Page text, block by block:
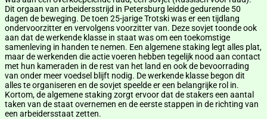
Dit orgaan van arbeidersstrijd in Petersburg leidde gedurende 50
dagen de beweging. De toen 25-jarige Trotski was er een tijdlang
ondervoorzitter en vervolgens voorzitter van. Deze sovjet toonde ook
aan dat de werkende klasse in staat was om een toekomstige
samenleving in handen te nemen. Een algemene staking legt alles plat,
maar de werkenden die actie voeren hebben tegelijk nood aan contact
met hun kameraden in de rest van het land en ook de bevoorrading
van onder meer voedsel blijft nodig. De werkende klasse begon dit
alles te organiseren en de sovjet speelde er een belangrijke rol in.
Kortom, de algemene staking zorgt ervoor dat de stakers een aantal
taken van de staat overnemen en de eerste stappen in de richting van
een arbeidersstaat zetten.